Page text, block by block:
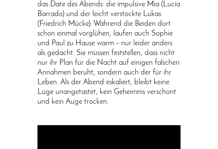
das Date des Abends: die impulsive Mia (Lucía
Barrado) und der leicht verstockte Lukas
(Friedrich Mücke). Während die Beiden dort
schon einmal vorglühen, laufen auch Sophie
und Paul zu Hause warm – nur leider anders
als gedacht. Sie müssen feststellen, dass nicht
nur ihr Plan für die Nacht auf einigen falschen
Annahmen beruht, sondern auch der für ihr
Leben. Als der Abend eskaliert, bleibt keine
Lüge unangetastet, kein Geheimnis verschont
und kein Auge trocken.